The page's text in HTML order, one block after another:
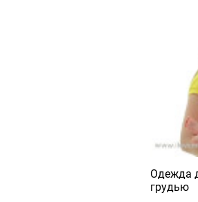
Одежда
грудью